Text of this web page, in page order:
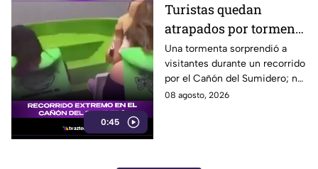
0:45
Turistas quedan
atrapados por tormenta
en el Cañón del
Sumidero
Una tormenta sorprendió a
visitantes durante un recorrido
por el Cañón del Sumidero; no
se reportaron personas heridas
08 agosto, 2026